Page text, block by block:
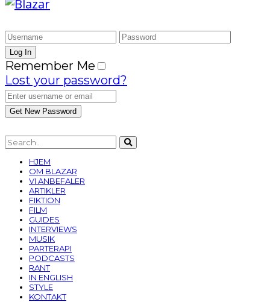
Remember Me
Lost your password?
HJEM
OM BLAZAR
VI ANBEFALER
ARTIKLER
FIKTION
FILM
GUIDES
INTERVIEWS
MUSIK
PARTERAPI
PODCASTS
RANT
IN ENGLISH
STYLE
KONTAKT